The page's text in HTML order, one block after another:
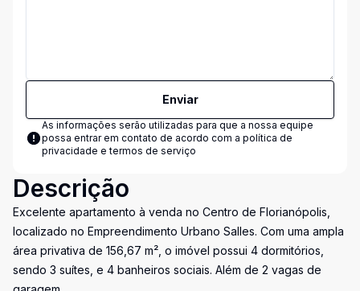
Enviar
As informações serão utilizadas para que a nossa equipe
possa entrar em contato de acordo com a política de
privacidade e termos de serviço
Descrição
Excelente apartamento à venda no Centro de Florianópolis,
localizado no Empreendimento Urbano Salles. Com uma ampla
área privativa de 156,67 m², o imóvel possui 4 dormitórios,
sendo 3 suítes, e 4 banheiros sociais. Além de 2 vagas de